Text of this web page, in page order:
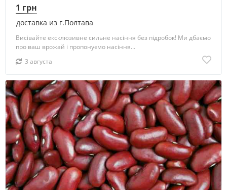
доставка из г.Полтава
1 грн
Висівайте ексклюзивне сильне насіння без підробок! Ми дбаємо
про ваш врожай і пропонуємо насіння...
3 августа